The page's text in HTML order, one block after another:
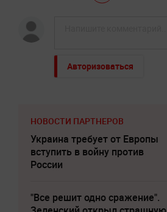
Авторизоваться
НОВОСТИ ПАРТНЕРОВ
Украина требует от Европы
вступить в войну против
России
"Все решит одно сражение".